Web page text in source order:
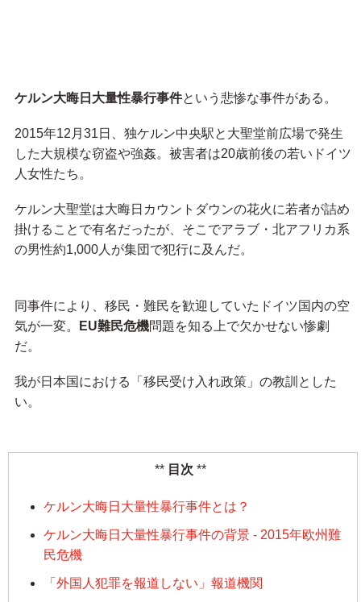
ケルン大晦日大量性暴行事件という悲惨な事件がある。
2015年12月31日、独ケルン中央駅と大聖堂前広場で発生
した大規模な窃盗や強姦。被害者は20歳前後の若いドイツ
人女性たち。
ケルン大聖堂は大晦日カウントダウンの花火に若者が詰め
掛けることで有名だったが、そこでアラブ・北アフリカ系
の男性約1,000人が集団で犯行に及んだ。
同事件により、移民・難民を歓迎していたドイツ国内の空
気が一変。
EU難民危機問題を知る上で欠かせない惨劇
だ。
我が日本国における「移民受け入れ政策」の教訓とした
い。
目次
ケルン大晦日大量性暴行事件とは？
ケルン大晦日大量性暴行事件の背景 - 2015年欧州難
民危機
「外国人犯罪を報道しない」報道機関